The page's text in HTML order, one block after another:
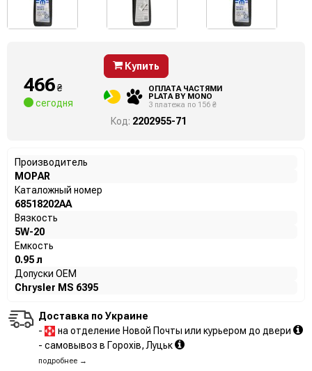
466₴
сегодня
Купить
ОПЛАТА ЧАСТЯМИ
PLATA BY MONO
3 платежа по 156 ₴
Код: 2202955-71
Производитель
MOPAR
Каталожный номер
68518202AA
Вязкость
5W-20
Емкость
0.95 л
Допуски OEM
Chrysler MS 6395
Доставка по Украине
-
на отделение Новой Почты или курьером до двери
- самовывоз в Горохів, Луцьк
подробнее →